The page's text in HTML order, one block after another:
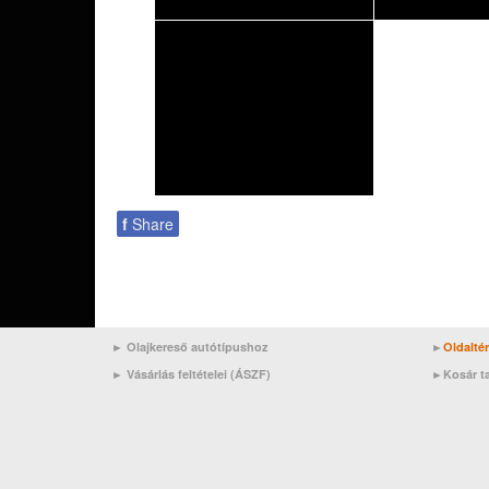
f Share
► Olajkereső autótípushoz
► Vásárlás feltételei (ÁSZF)
►
► Kosár